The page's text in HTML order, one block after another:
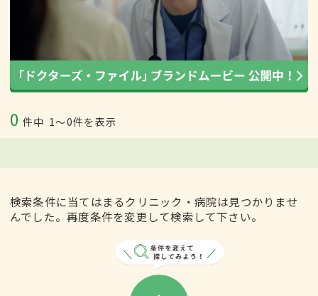
0 件中 1〜0件を表示
検索条件に当てはまるクリニック・病院は見つかりませ
んでした。再度条件を変更して検索して下さい。